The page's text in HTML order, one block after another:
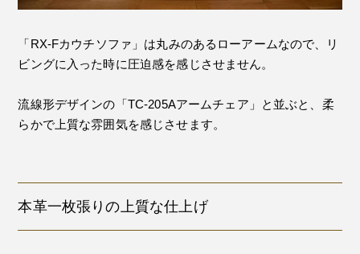
「RX-Fカウチソファ」は丸みのあるローアームなので、リ
ビングに入った時に圧迫感を感じさせません。
流線形デザインの「TC-205Aアームチェア」と並ぶと、柔
らかで上質な雰囲気を感じさせます。
本革一枚張りの上質な仕上げ